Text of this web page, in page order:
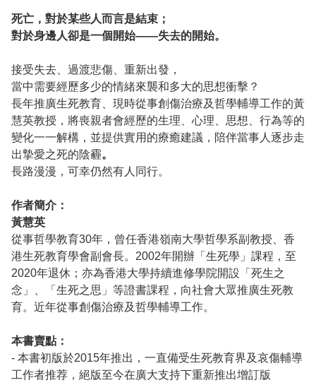
死亡，對於某些人而言是結束；
對於身邊人卻是一個開始——失去的開始。
接受失去、過渡悲傷、重新出發，
當中需要經歷多少的情緒來襲和多大的思想衝擊？
長年推廣生死教育、現時從事創傷治療及哲學輔導工作的黃
慧英教授，將喪親者會經歷的生理、心理、思想、行為等的
變化一一解構，並提供實用的療癒建議，陪伴當事人逐步走
出摯愛之死的陰霾。
長路漫漫，可幸仍然有人同行。
作者簡介：
黃慧英
從事哲學教育30年，曾任香港嶺南大學哲學系副教授、香
港生死教育學會副會長。2002年開辦「生死學」課程，至
2020年退休；亦為香港大學持續進修學院開設「死生之
念」、「生死之思」等證書課程，向社會大眾推廣生死教
育。近年從事創傷治療及哲學輔導工作。
本書賣點：
- 本書初版於2015年推出，一直備受生死教育界及哀傷輔導
工作者推荐，絕版至今在廣大支持下重新推出增訂版